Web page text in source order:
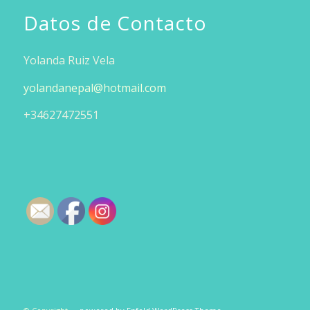
Datos de Contacto
Yolanda Ruiz Vela
yolandanepal@hotmail.com
+34627472551